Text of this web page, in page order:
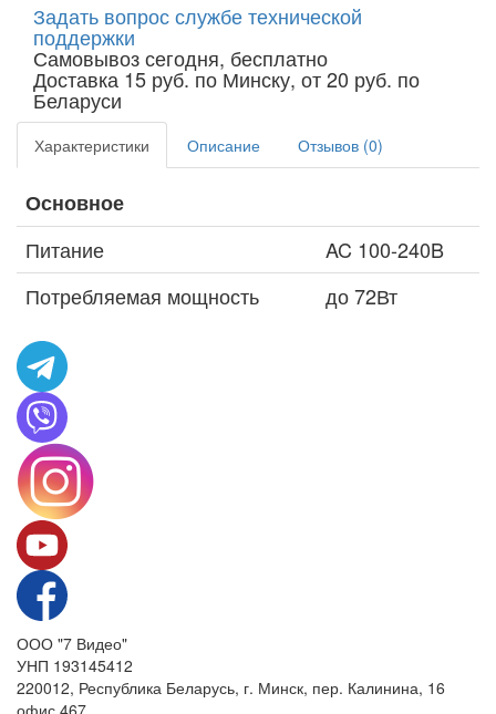
Задать вопрос службе технической
поддержки
Самовывоз сегодня, бесплатно
Доставка 15 руб. по Минску, от 20 руб. по
Беларуси
Характеристики Описание Отзывов (0)
Основное
Питание
AC 100-240B
Потребляемая мощность
до 72Вт
ООО "7 Видео"
УНП 193145412
220012, Республика Беларусь, г. Минск, пер. Калинина, 16